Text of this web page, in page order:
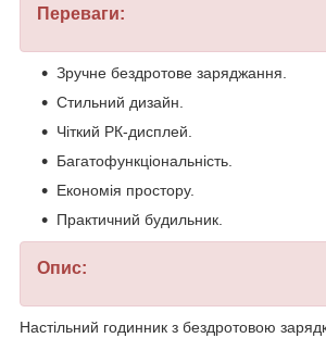
Переваги:
Зручне бездротове заряджання.
Стильний дизайн.
Чіткий РК-дисплей.
Багатофункціональність.
Економія простору.
Практичний будильник.
Опис:
Настільний годинник з бездротовою